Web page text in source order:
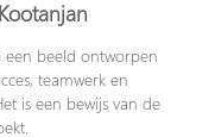
een beeld ontworpen
teamwerk en
is een bewijs van de